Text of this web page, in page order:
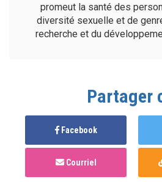
promeut la santé des
diversité sexuelle et de
recherche et du
Partager
Facebook
Courriel